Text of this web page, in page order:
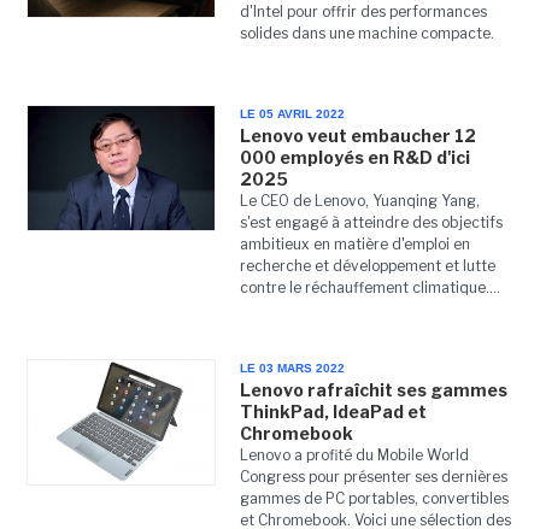
d'Intel pour offrir des performances
solides dans une machine compacte.
LE 05 AVRIL 2022
Lenovo veut embaucher 12
000 employés en R&D d'ici
2025
Le CEO de Lenovo, Yuanqing Yang,
s'est engagé à atteindre des objectifs
ambitieux en matière d'emploi en
recherche et développement et lutte
contre le réchauffement climatique....
LE 03 MARS 2022
Lenovo rafraîchit ses gammes
ThinkPad, IdeaPad et
Chromebook
Lenovo a profité du Mobile World
Congress pour présenter ses dernières
gammes de PC portables, convertibles
et Chromebook. Voici une sélection des